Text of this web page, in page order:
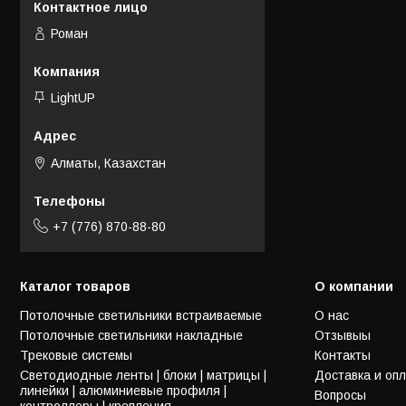
Роман
LightUP
Алматы, Казахстан
+7 (776) 870-88-80
Каталог товаров
Потолочные светильники встраиваемые
Потолочные светильники накладные
Трековые системы
Светодиодные ленты | блоки | матрицы |
линейки | алюминиевые профиля |
О компании
О нас
Отзывыы
Контакты
Доставка и
Вопросы